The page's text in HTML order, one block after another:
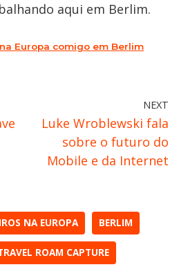
aqui em Berlim.
Europa comigo em Berlim
NEXT
Luke Wroblewski fala
sobre o futuro do
Mobile e da Internet
NA EUROPA BERLIM
ROAM CAPTURE